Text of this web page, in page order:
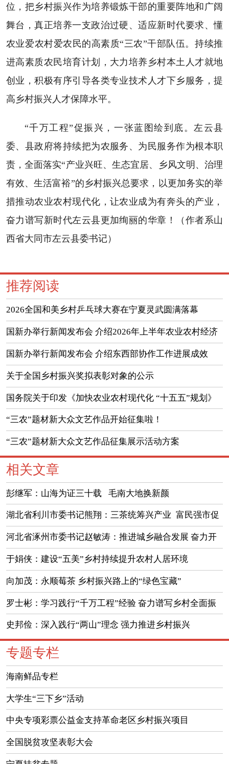
位，把乡村振兴作为培养锻炼干部的重要阵地和广阔
舞台，真正培养一支政治过硬、适应新时代要求、懂
农业爱农村爱农民的高素质“三农”干部队伍。持续推
进高素质农民培育计划，大力培养乡村本土人才就地
创业，积极有序引导各类专业技术人才下乡服务，提
高乡村振兴人才保障水平。
“千万工程”促振兴，一张蓝图绘到底。左云县
委、县政府将持续把为农服务、为民服务作为根本职
责，全面落实“产业兴旺、生态宜居、乡风文明、治理
有效、生活富裕”的乡村振兴总要求，以更加务实的举
措推动农业农村现代化，让农业成为有奔头的产业，
奋力谱写新时代左云县更加绚丽的华章！（作者系山
西省大同市左云县委书记）
推荐阅读
2026全国和美乡村乒乓球大赛在宁夏灵武圆满落幕
国新办举行新闻发布会 介绍2026年上半年农业农村经济
运行情况
国新办举行新闻发布会 介绍东西部协作工作进展成效
（实录）
关于全国乡村振兴奖拟表彰对象的公示
国务院关于印发《加快农业农村现代化 “十五五”规划》
的通知
“三农”题材新大众文艺作品开始征集啦！
“三农”题材新大众文艺作品征集展示活动方案
相关文章
彭继军：山海为证三十载 毛南大地换新颜
湖北省利川市委书记熊翔：三茶统筹兴产业 富民强市促
振兴
河北省涿州市委书记赵敏涛：推进城乡融合发展 奋力开
创乡村振兴新局面
于娟侠：建设“五美”乡村持续提升农村人居环境
向加茂：永顺莓茶 乡村振兴路上的“绿色宝藏”
罗士彬：学习践行“千万工程”经验 奋力谱写乡村全面振
兴左云新篇章
史邦俭：深入践行“两山”理念 强力推进乡村振兴
专题专栏
海南鲜品专栏
大学生“三下乡”活动
中央专项彩票公益金支持革命老区乡村振兴项目
全国脱贫攻坚表彰大会